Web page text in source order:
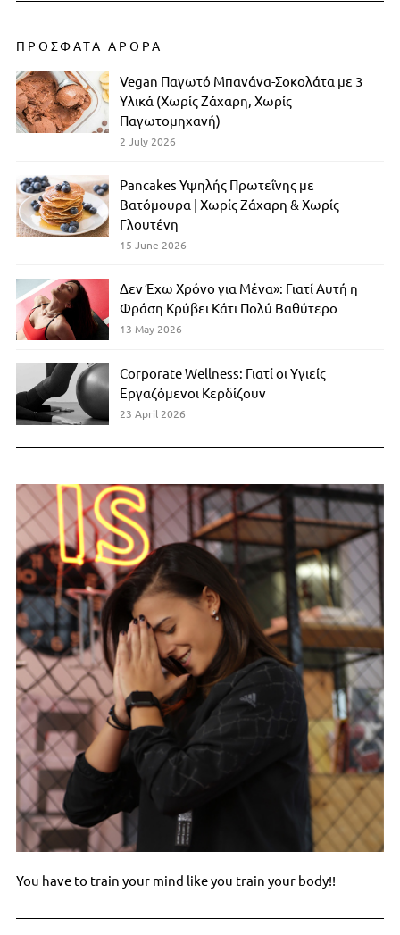
ΠΡΟΣΦΑΤΑ ΑΡΘΡΑ
Vegan Παγωτό Μπανάνα-Σοκολάτα με 3
Υλικά (Χωρίς Ζάχαρη, Χωρίς
Παγωτομηχανή)
2 July 2026
Pancakes Υψηλής Πρωτεΐνης με
Βατόμουρα | Χωρίς Ζάχαρη & Χωρίς
Γλουτένη
15 June 2026
Δεν Έχω Χρόνο για Μένα»: Γιατί Αυτή η
Φράση Κρύβει Κάτι Πολύ Βαθύτερο
13 May 2026
Corporate Wellness: Γιατί οι Υγιείς
Εργαζόμενοι Κερδίζουν
23 April 2026
You have to train your mind like you train your body!!